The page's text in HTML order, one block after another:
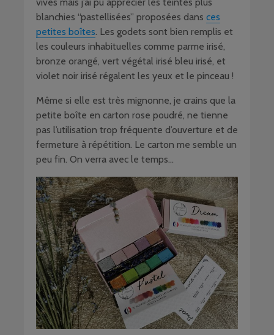
blanchies “pastellisées” proposées dans ces
petites boîtes. Les godets sont bien remplis et
les couleurs inhabituelles comme parme irisé,
bronze orangé, vert végétal irisé bleu irisé, et
violet noir irisé régalent les yeux et le pinceau !
Même si elle est très mignonne, je crains que la
petite boîte en carton rose poudré, ne tienne
pas l’utilisation trop fréquente d’ouverture et de
fermeture à répétition. Le carton me semble un
peu fin. On verra avec le temps…